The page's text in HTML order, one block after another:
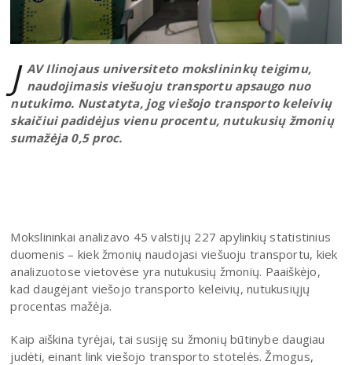
J AV Ilinojaus universiteto mokslininkų teigimu,
naudojimasis viešuoju transportu apsaugo nuo
nutukimo. Nustatyta, jog viešojo transporto keleivių
skaičiui padidėjus vienu procentu, nutukusių žmonių
sumažėja 0,5 proc.
Mokslininkai analizavo 45 valstijų 227 apylinkių statistinius
duomenis – kiek žmonių naudojasi viešuoju transportu, kiek
analizuotose vietovėse yra nutukusių žmonių. Paaiškėjo,
kad daugėjant viešojo transporto keleivių, nutukusiųjų
procentas mažėja.
Kaip aiškina tyrėjai, tai susiję su žmonių būtinybe daugiau
judėti, einant link viešojo transporto stotelės. Žmogus,